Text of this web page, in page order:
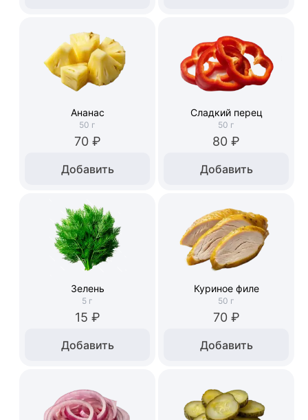
Ананас
50 г
70 ₽
Добавить
Сладкий перец
50 г
80 ₽
Добавить
Зелень
5 г
15 ₽
Добавить
Куриное филе
50 г
70 ₽
Добавить